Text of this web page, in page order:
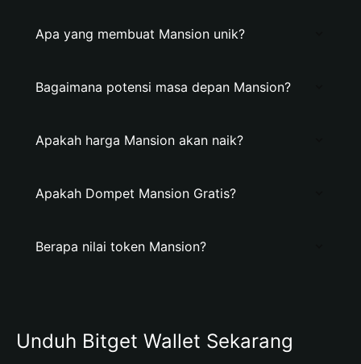
Apa yang membuat Mansion unik?
Bagaimana potensi masa depan Mansion?
Apakah harga Mansion akan naik?
Apakah Dompet Mansion Gratis?
Berapa nilai token Mansion?
Unduh Bitget Wallet Sekarang